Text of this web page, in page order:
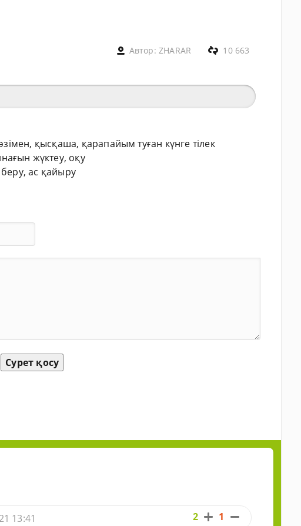
Автор:ZHARAR 10 663
қысқаша, қарапайым туған күнге тілек
жүктеу, оқу
ас қайыру
Сурет қосу
13:41 2 1